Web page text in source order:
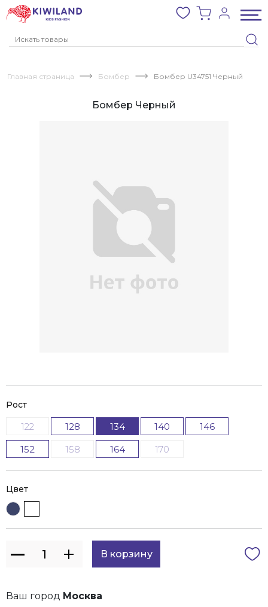
Главная страница Бомбер Бомбер U34751 Черный
Бомбер Черный
Рост
122 128 134 140
146
152
158 164 170
Цвет
Ваш город Москва